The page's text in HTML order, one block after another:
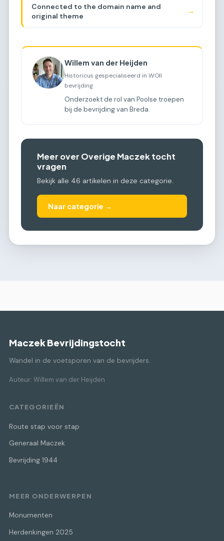
Connected to the domain name and
original theme
→
Willem van der Heijden
Historicus gespecialiseerd in WOII
bevrijding
Onderzoekt de rol van Poolse troepen
bij de bevrijding van Breda.
Meer over Overige Maczek tocht
vragen
Bekijk alle 46 artikelen in deze categorie.
Naar categorie →
Maczek Bevrijdingstocht
Wandel in de voetsporen van de bevrijders.
Auteur: Willem van der Heijden
CATEGORIEËN
Route stap voor stap
Generaal Maczek
Bevrijding 1944
MEER ONDERWERPEN
Monumenten
Herdenkingen 2025